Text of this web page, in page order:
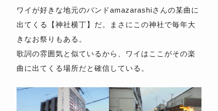
ワイが好きな地元のバンドamazarashiさんの某曲に
出てくる【神社横丁】だ。まさにこの神社で毎年大
きなお祭りもある。
歌詞の雰囲気と似ているから、ワイはここがその楽
曲に出てくる場所だと確信している。